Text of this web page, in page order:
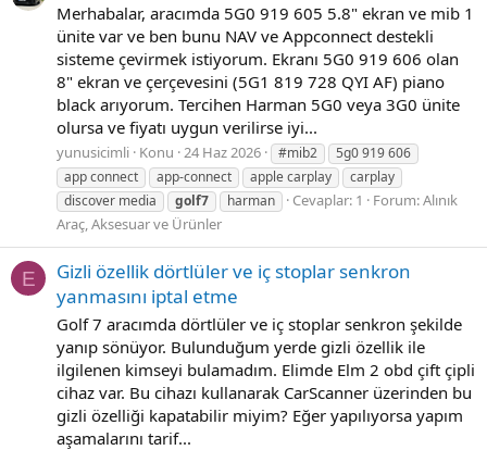
Merhabalar, aracımda 5G0 919 605 5.8" ekran ve mib 1
ünite var ve ben bunu NAV ve Appconnect destekli
sisteme çevirmek istiyorum. Ekranı 5G0 919 606 olan
8" ekran ve çerçevesini (5G1 819 728 QYI AF) piano
black arıyorum. Tercihen Harman 5G0 veya 3G0 ünite
olursa ve fiyatı uygun verilirse iyi...
yunusicimli Konu 24 Haz 2026 #mib2
5g0 919 606
app connect
app-connect apple carplay
carplay
discover media
golf7 harman Cevaplar: 1 Forum:Alınık
Araç, Aksesuar ve Ürünler
E
Gizli özellik dörtlüler ve iç stoplar senkron
yanmasını iptal etme
Golf 7 aracımda dörtlüler ve iç stoplar senkron şekilde
yanıp sönüyor. Bulunduğum yerde gizli özellik ile
ilgilenen kimseyi bulamadım. Elimde Elm 2 obd çift çipli
cihaz var. Bu cihazı kullanarak CarScanner üzerinden bu
gizli özelliği kapatabilir miyim? Eğer yapılıyorsa yapım
aşamalarını tarif...